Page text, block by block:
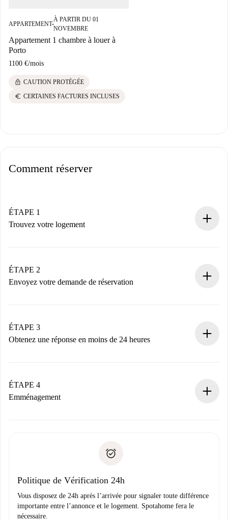
APPARTEMENT■
À PARTIR DU 01
NOVEMBRE
Appartement 1 chambre à louer à
Porto
1100 €/mois
lock CAUTION PROTÉGÉE
euro CERTAINES FACTURES INCLUSES
Comment réserver
ÉTAPE 1
Trouvez votre logement
Vous disposez à l’avance de toutes les informations
nécessaires.
ÉTAPE 2
Envoyez votre demande de réservation
Nous ne vous facturerons rien tant que le propriétaire
n’aura pas accepté.
ÉTAPE 3
Obtenez une réponse en moins de 24 heures
contact avec le propriétaire.
Si refusé : aucun prélèvement et nous vous proposerons
Justificatif de solvabilité
ÉTAPE 4
Emménagement
uniquement si aucun problème n'est signalé.
Politique de Vérification 24h
Vous disposez de 24h après l’arrivée pour signaler toute différence
importante entre l’annonce et le logement. Spotahome fera le
nécessaire.